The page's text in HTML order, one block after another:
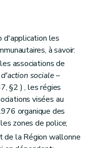
d'application les
à savoir:
associations de
sociale–
§2 ) , les régies
visées au
organique des
zones de police;
de la Région wallonne